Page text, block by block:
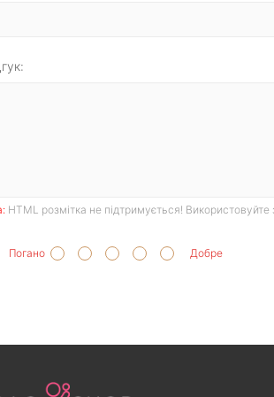
HTML розмітка не підтримується! Використовуйте
Погано Добре